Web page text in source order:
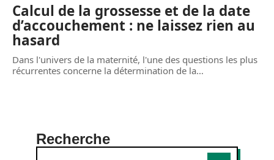
Calcul de la grossesse et de la date
d’accouchement : ne laissez rien au
hasard
Dans l'univers de la maternité, l'une des questions les plus
récurrentes concerne la détermination de la…
Recherche